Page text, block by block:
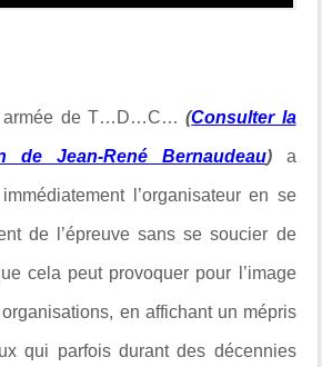
armée de T…D…C…(Consulter la
de Jean-René Bernaudeau)a
l’organisateur en se
de l’épreuve sans se soucier de
cela peut provoquer pour l’image
en affichant un mépris
qui parfois durant des décennies